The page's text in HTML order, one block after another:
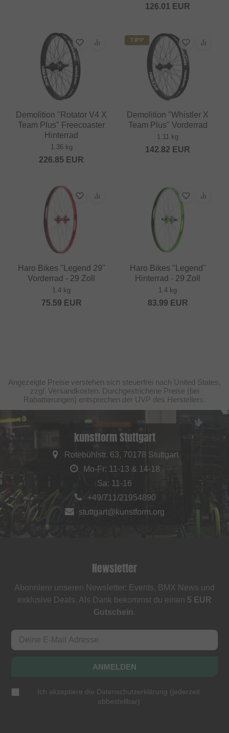
126.01 EUR
Demolition "Rotator V4 X
Team Plus" Freecoaster
Hinterrad
1.36 kg
226.85 EUR
TIPP
Demolition "Whistler X
Team Plus" Vorderrad
1.11 kg
142.82 EUR
Haro Bikes "Legend 29"
Vorderrad - 29 Zoll
1.4 kg
75.59 EUR
Haro Bikes "Legend"
Hinterrad - 29 Zoll
1.4 kg
83.99 EUR
Angezeigte Preise verstehen sich steuerfrei nach United States,
zzgl. Versandkosten. Durchgestrichene Preise (bei
Rabattierungen) entsprechen der UVP des Herstellers.
kunstform Stuttgart
Rotebühlstr. 63, 70178 Stuttgart
Mo-Fr: 11-13 & 14-18
Sa: 11-16
+49/711/21954890
stuttgart@kunstform.org
Newsletter
Abonniere unseren Newsletter: Events, BMX News und
exklusive Deals. Als Dank bekommst du einen 5 EUR
Gutschein.
ANMELDEN
Ich akzeptiere die Datenschutzerklärung (jederzeit
abbestellbar)